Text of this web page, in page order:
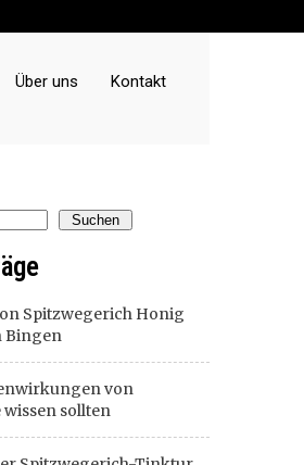
Über uns Kontakt
Suchen
Spitzwegerich Honig
Bingen
von
wissen sollten